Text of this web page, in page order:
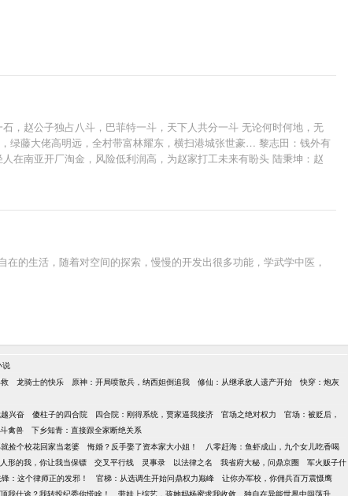
，赵公子独占八斗，巴菲特一斗，天下人共分一斗 无论何时何地，无
绿藤大佬高明远，全村带富林耀东，横扫港城张世豪… 黎志田：钱外有
在南亚开厂淘金，风险低利润高，为赵家打工未来有盼头 陆秉坤：赵
达康：虎父无犬子，瑞龙不简单 赵啸声：昌武市赵家，惹不起汉东省
的生活，随着对空间的探索，慢慢的开发出很多功能，学武学中医，
说
龙骑士的快乐 原神：开局喷散兵，纳西妲倒追我 修仙：从继承敌人遗产开始
快穿：炮灰
兴奋 傻柱子的四合院 四合院：刚得系统，贾家逼我接济 官场之绝对权力
官场：被贬后，
禽兽 下乡知青：直接跟全家断绝关系
捡个校花回家当老婆 悔婚？反手娶了资本家大小姐！
八零赶海：鱼虾成山，九个女儿吃香喝
形的我，你让我当保镖 交叉平行线 灵事录 以法律之名 我省府大秘，问鼎京圈
军火贩子什
：这个律师正的发邪！ 官梯：从选调生开始问鼎权力巅峰
让你办军校，你佣兵百万震慑鹰
顶我仕途？我转投纪委你慌啥！ 带娃上综艺，孩她妈杨蜜求我收敛 独自在异能世界中闯荡升